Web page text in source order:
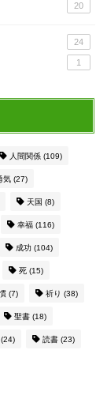
20
24
1
人間関係 (109)
気 (27)
天国 (8)
幸福 (116)
成功 (104)
死 (15)
(7) 祈り (38)
聖書 (18)
(24) 読書 (23)